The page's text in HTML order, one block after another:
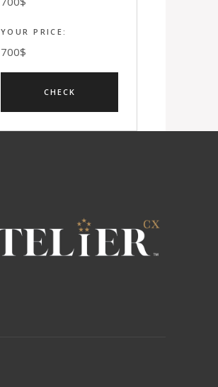
YOUR PRICE:
700$